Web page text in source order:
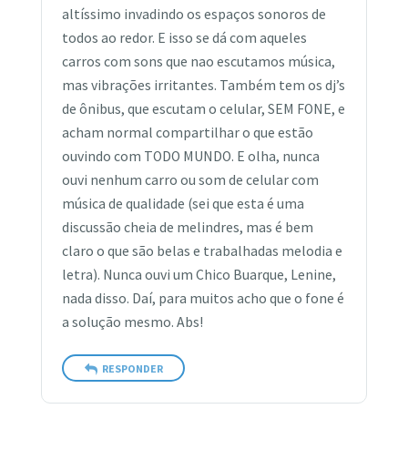
altíssimo invadindo os espaços sonoros de
todos ao redor. E isso se dá com aqueles
carros com sons que nao escutamos música,
mas vibrações irritantes. Também tem os dj’s
de ônibus, que escutam o celular, SEM FONE, e
acham normal compartilhar o que estão
ouvindo com TODO MUNDO. E olha, nunca
ouvi nenhum carro ou som de celular com
música de qualidade (sei que esta é uma
discussão cheia de melindres, mas é bem
claro o que são belas e trabalhadas melodia e
letra). Nunca ouvi um Chico Buarque, Lenine,
nada disso. Daí, para muitos acho que o fone é
a solução mesmo. Abs!
RESPONDER